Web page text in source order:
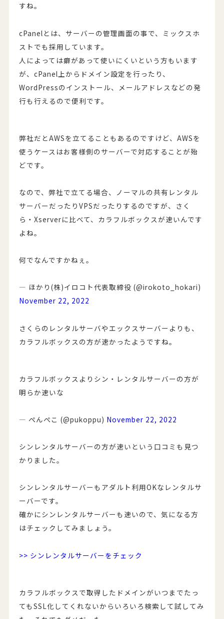
すね。
cPanelとは、サーバーの管理画面の事で、ミックスホ
ストでも採用しています。
人によっては癖があって使いにくいという方もいます
が、cPanel上からドメイン設定を行ったり、
WordPressのインストール、メールアドレスなどの発
行も行えるので便利です。
弊社だとAWSを立てることもあるのですけど、AWSを
使うケースはお客様側のサーバーで対応することが殆
どです。
なので、弊社で立てる場合、ノーマルの共有レンタル
サーバーだったりVPSだったりするのですが、さく
ら・Xserverに比べて、カラフルボックスが速いんです
よね。
何でなんですかねぇ。
— ほかり(株)イロコト代表取締役 (@irokoto_hokari)
November 22, 2022
さくらのレンタルサーバやエックスサーバーよりも、
カラフルボックスの方が速かったようですね。
カラフルボックスよりシン・レンタルサーバーの方が
明らか速いな
— ぺんぺこ (@pukoppu) November 22, 2022
シンレンタルサーバーの方が速いという口コミも見つ
かりました。
シンレンタルサーバーもアダルト利用OKなレンタルサ
ーバーです。
確かにシンレンタルサーバーも速いので、気になる方
はチェックしてみましょう。
>> シンレンタルサーバーをチェック
カラフルボックスで取得したドメインがいつまでたっ
てもSSL化してくれないからいろいろ検索して試してみ